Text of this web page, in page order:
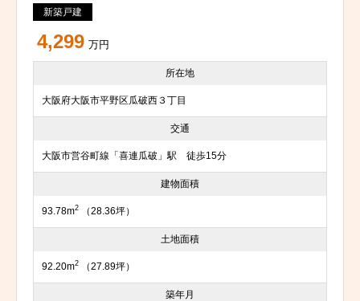
新築戸建
4,299 万円
所在地
大阪府大阪市平野区瓜破西３丁目
交通
大阪市営谷町線「喜連瓜破」駅 徒歩15分
建物面積
93.78m2 （28.36坪）
土地面積
92.20m2 （27.89坪）
築年月